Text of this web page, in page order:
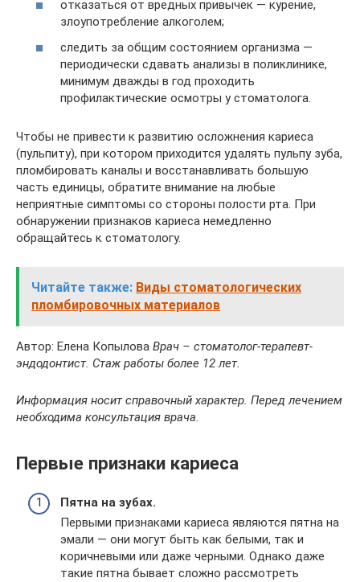
отказаться от вредных привычек — курение,
злоупотребление алкоголем;
следить за общим состоянием организма —
периодически сдавать анализы в поликлинике,
минимум дважды в год проходить
профилактические осмотры у стоматолога.
Чтобы не привести к развитию осложнения кариеса
(пульпиту), при котором приходится удалять пульпу зуба,
пломбировать каналы и восстанавливать большую
часть единицы, обратите внимание на любые
неприятные симптомы со стороны полости рта. При
обнаружении признаков кариеса немедленно
обращайтесь к стоматологу.
Читайте также: Виды стоматологических
пломбировочных материалов
Автор: Елена Копылова Врач – стоматолог-терапевт-
эндодонтист. Стаж работы более 12 лет.
Информация носит справочный характер. Перед лечением
необходима консультация врача.
Первые признаки кариеса
Пятна на зубах.
Первыми признаками кариеса являются пятна на
эмали — они могут быть как белыми, так и
коричневыми или даже черными. Однако даже
такие пятна бывает сложно рассмотреть